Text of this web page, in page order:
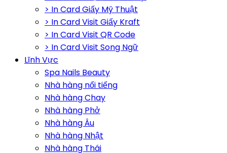
> In Card Giấy Mỹ Thuật
> In Card Visit Giấy Kraft
> In Card Visit QR Code
> In Card Visit Song Ngữ
Lĩnh Vực
Spa Nails Beauty
Nhà hàng nổi tiếng
Nhà hàng Chay
Nhà hàng Phở
Nhà hàng Âu
Nhà hàng Nhật
Nhà hàng Thái